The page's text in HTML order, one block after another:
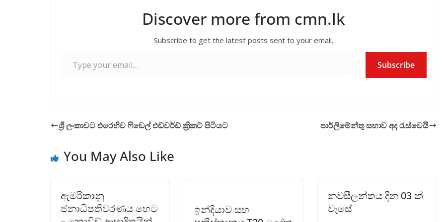
k
s e
Discover more from cmn.lk
Subscribe to get the latest posts sent to your email.
Subscribe
ශ්‍රී ලංකාවට එරෙහිව ෆිඩෙල් එඩ්වර්ඩ් ක්‍රිකට් පිටියට පාර්ලිමේන්තු සභාව අද රැස්වෙයි
You May Also Like
ඇමරිකානු
ජනාධිපතිවරණය හෙට
ඉන්දියාව සහ
නවසීලන්තය දින 03 ක්
වැසේ